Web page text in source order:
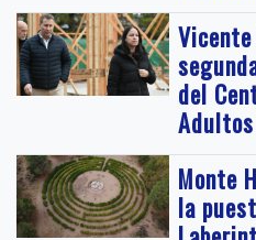
Vicente
del
Monte
la